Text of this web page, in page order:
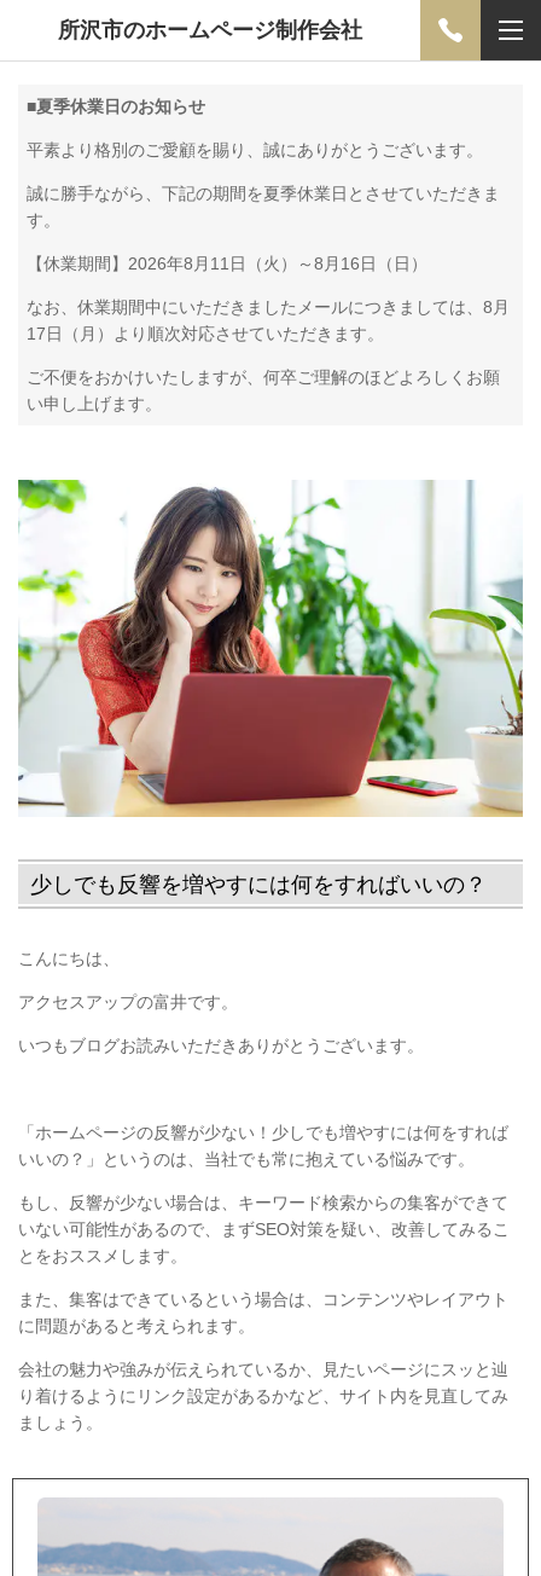
所沢市のホームページ制作会社
■夏季休業日のお知らせ
平素より格別のご愛顧を賜り、誠にありがとうございます。
誠に勝手ながら、下記の期間を夏季休業日とさせていただきま
す。
【休業期間】2026年8月11日（火）～8月16日（日）
なお、休業期間中にいただきましたメールにつきましては、8月
17日（月）より順次対応させていただきます。
ご不便をおかけいたしますが、何卒ご理解のほどよろしくお願
い申し上げます。
少しでも反響を増やすには何をすればいいの？
こんにちは、
アクセスアップの富井です。
いつもブログお読みいただきありがとうございます。
「ホームページの反響が少ない！少しでも増やすには何をすれば
いいの？」というのは、当社でも常に抱えている悩みです。
もし、反響が少ない場合は、キーワード検索からの集客ができて
いない可能性があるので、まずSEO対策を疑い、改善してみるこ
とをおススメします。
また、集客はできているという場合は、コンテンツやレイアウト
に問題があると考えられます。
会社の魅力や強みが伝えられているか、見たいページにスッと辿
り着けるようにリンク設定があるかなど、サイト内を見直してみ
ましょう。